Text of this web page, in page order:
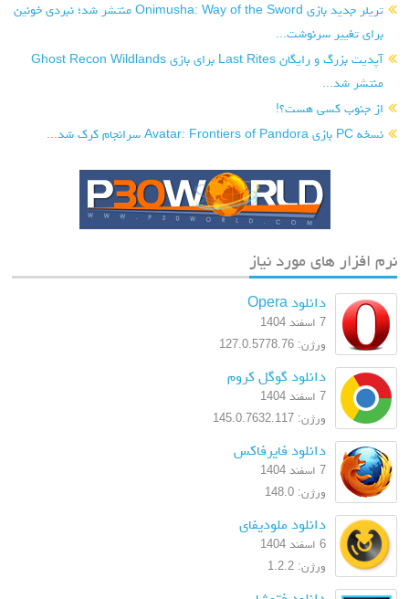
تریلر جدید بازی Onimusha: Way of the Sword منتشر شد؛ نبردی خونین
برای تغییر سرنوشت...
آپدیت بزرگ و رایگان Last Rites برای بازی Ghost Recon Wildlands
منتشر شد...
از جنوب کسی هست؟!
نسخه PC بازی Avatar: Frontiers of Pandora سرانجام کرک شد...
نرم افزار های مورد نیاز
دانلود Opera
7 اسفند 1404
ورژن: 127.0.5778.76
دانلود گوگل کروم
7 اسفند 1404
ورژن: 145.0.7632.117
دانلود فایرفاکس
7 اسفند 1404
ورژن: 148.0
دانلود ملودیفای
6 اسفند 1404
ورژن: 1.2.2